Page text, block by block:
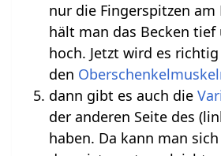
nur die Fingerspitzen am
hält man das Becken
hoch. Jetzt wird es
den
dann gibt es auch die
der anderen Seite des
haben. Da kann man